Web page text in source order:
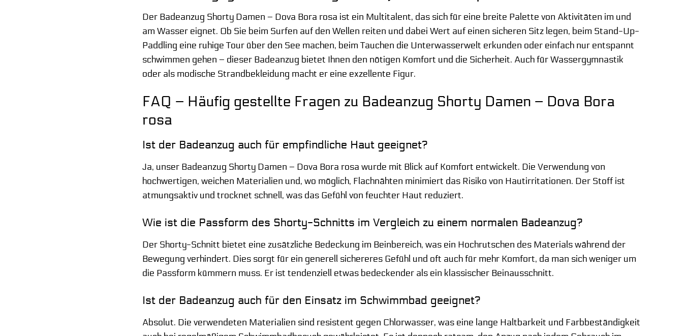
Der Badeanzug Shorty Damen – Dova Bora rosa ist ein Multitalent, das sich für eine breite Palette von Aktivitäten im und
am Wasser eignet. Ob Sie beim Surfen auf den Wellen reiten und dabei Wert auf einen sicheren Sitz legen, beim Stand-Up-
Paddling eine ruhige Tour über den See machen, beim Tauchen die Unterwasserwelt erkunden oder einfach nur entspannt
schwimmen gehen – dieser Badeanzug bietet Ihnen den nötigen Komfort und die Sicherheit. Auch für Wassergymnastik
oder als modische Strandbekleidung macht er eine exzellente Figur.
FAQ – Häufig gestellte Fragen zu Badeanzug Shorty Damen – Dova Bora
rosa
Ist der Badeanzug auch für empfindliche Haut geeignet?
Ja, unser Badeanzug Shorty Damen – Dova Bora rosa wurde mit Blick auf Komfort entwickelt. Die Verwendung von
hochwertigen, weichen Materialien und, wo möglich, Flachnähten minimiert das Risiko von Hautirritationen. Der Stoff ist
atmungsaktiv und trocknet schnell, was das Gefühl von feuchter Haut reduziert.
Wie ist die Passform des Shorty-Schnitts im Vergleich zu einem normalen Badeanzug?
Der Shorty-Schnitt bietet eine zusätzliche Bedeckung im Beinbereich, was ein Hochrutschen des Materials während der
Bewegung verhindert. Dies sorgt für ein generell sichereres Gefühl und oft auch für mehr Komfort, da man sich weniger um
die Passform kümmern muss. Er ist tendenziell etwas bedeckender als ein klassischer Beinausschnitt.
Ist der Badeanzug auch für den Einsatz im Schwimmbad geeignet?
Absolut. Die verwendeten Materialien sind resistent gegen Chlorwasser, was eine lange Haltbarkeit und Farbbeständigkeit